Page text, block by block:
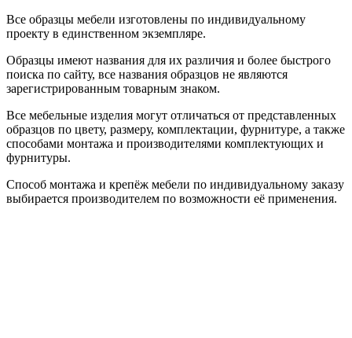
Все образцы мебели изготовлены по индивидуальному
проекту в единственном экземпляре.
Образцы имеют названия для их различия и более быстрого
поиска по сайту, все названия образцов не являются
зарегистрированным товарным знаком.
Все мебельные изделия могут отличаться от представленных
образцов по цвету, размеру, комплектации, фурнитуре, а также
способами монтажа и производителями комплектующих и
фурнитуры.
Способ монтажа и крепёж мебели по индивидуальному заказу
выбирается производителем по возможности её применения.